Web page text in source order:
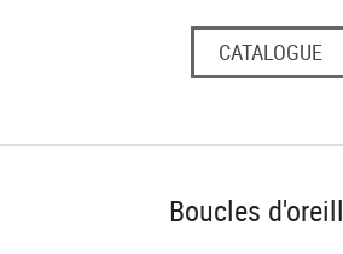
CATALOGUE
Boucles